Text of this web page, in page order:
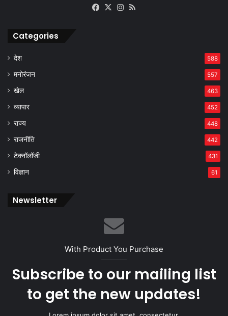
Facebook
X Instagram
Categories
देश 588
मनोरंजन 557
खेल 463
व्यापार 452
राज्य 448
राजनीति 442
टेक्नॉलॉजी 431
विज्ञान 61
Newsletter
With Product You Purchase
Subscribe to our mailing list
to get the new updates!